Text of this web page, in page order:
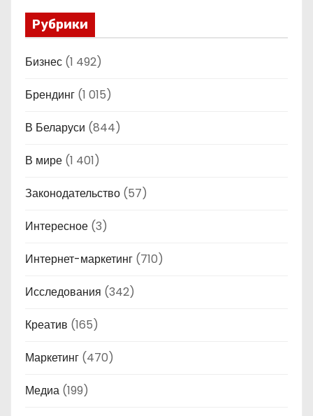
Рубрики
Бизнес (1 492)
Брендинг (1 015)
В Беларуси (844)
В мире (1 401)
Законодательство (57)
Интересное (3)
Интернет-маркетинг (710)
Исследования (342)
Креатив (165)
Маркетинг (470)
Медиа (199)